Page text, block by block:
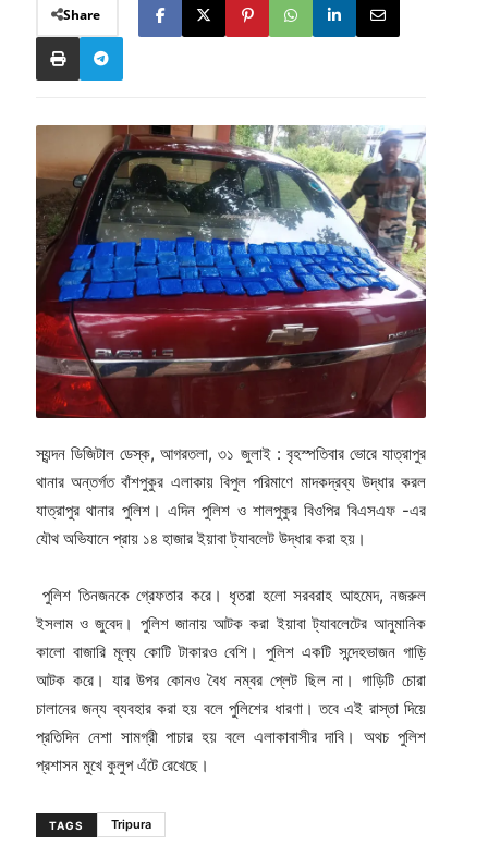
Share
স্যন্দন ডিজিটাল ডেস্ক, আগরতলা, ৩১ জুলাই : বৃহস্পতিবার ভোরে যাত্রাপুর
থানার অন্তর্গত বাঁশপুকুর এলাকায় বিপুল পরিমাণে মাদকদ্রব্য উদ্ধার করল
যাত্রাপুর থানার পুলিশ। এদিন পুলিশ ও শালপুকুর বিওপির বিএসএফ -এর
যৌথ অভিযানে প্রায় ১৪ হাজার ইয়াবা ট্যাবলেট উদ্ধার করা হয়।
পুলিশ তিনজনকে গ্রেফতার করে। ধৃতরা হলো সরবরাহ আহমেদ, নজরুল
ইসলাম ও জুবেদ। পুলিশ জানায় আটক করা ইয়াবা ট্যাবলেটের আনুমানিক
কালো বাজারি মূল্য কোটি টাকারও বেশি। পুলিশ একটি সন্দেহভাজন গাড়ি
আটক করে। যার উপর কোনও বৈধ নম্বর প্লেট ছিল না। গাড়িটি চোরা
চালানের জন্য ব্যবহার করা হয় বলে পুলিশের ধারণা। তবে এই রাস্তা দিয়ে
প্রতিদিন নেশা সামগ্রী পাচার হয় বলে এলাকাবাসীর দাবি। অথচ পুলিশ
প্রশাসন মুখে কুলুপ এঁটে রেখেছে।
TAGS Tripura